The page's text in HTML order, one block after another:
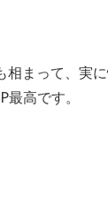
まって、実に
高です。